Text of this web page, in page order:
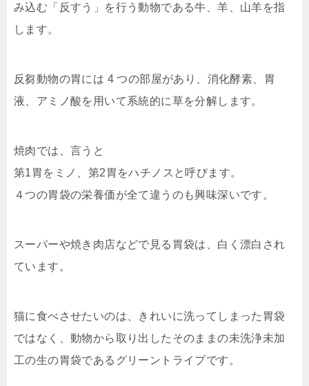
み込む「反すう」を行う動物である牛、羊、山羊を指
します。
反芻動物の胃には 4 つの部屋があり、消化酵素、胃
液、アミノ酸を用いて系統的に草を分解します。
焼肉では、言うと
第1胃をミノ、第2胃をハチノスと呼びます。
４つの胃袋の栄養価が全て違うのも興味深いです。
スーパーや焼き肉店などで見る胃袋は、白く漂白され
ています。
猫に食べさせたいのは、きれいに洗ってしまった胃袋
ではなく、動物から取り出したそのままの未洗浄未加
工の生の胃袋であるグリーントライプです。